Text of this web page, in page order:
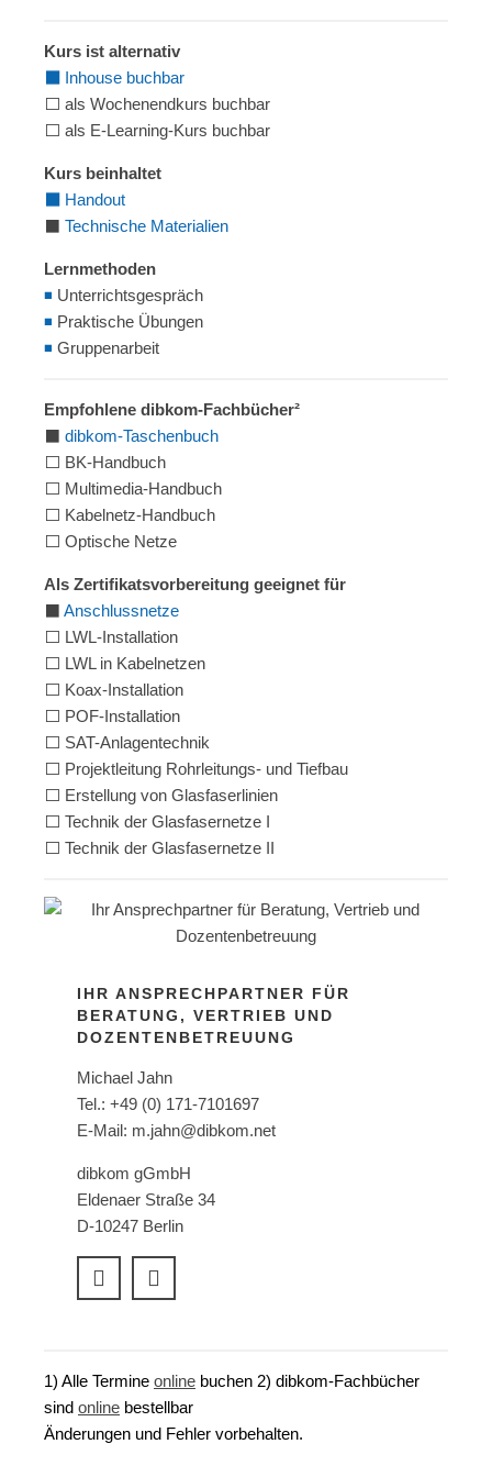
Kurs ist alternativ
⬛ Inhouse buchbar
⬜ als Wochenendkurs buchbar
⬜ als E-Learning-Kurs buchbar
Kurs beinhaltet
⬛ Handout
⬛ Technische Materialien
Lernmethoden
◾ Unterrichtsgespräch
◾ Praktische Übungen
◾ Gruppenarbeit
Empfohlene dibkom-Fachbücher²
⬛ dibkom-Taschenbuch
⬜ BK-Handbuch
⬜ Multimedia-Handbuch
⬜ Kabelnetz-Handbuch
⬜ Optische Netze
Als Zertifikatsvorbereitung geeignet für
⬛ Anschlussnetze
⬜ LWL-Installation
⬜ LWL in Kabelnetzen
⬜ Koax-Installation
⬜ POF-Installation
⬜ SAT-Anlagentechnik
⬜ Projektleitung Rohrleitungs- und Tiefbau
⬜ Erstellung von Glasfaserlinien
⬜ Technik der Glasfasernetze I
⬜ Technik der Glasfasernetze II
IHR ANSPRECHPARTNER FÜR
BERATUNG, VERTRIEB UND
DOZENTENBETREUUNG
Michael Jahn
Tel.: +49 (0) 171-7101697
E-Mail: m.jahn@dibkom.net
dibkom gGmbH
Eldenaer Straße 34
D-10247 Berlin
1) Alle Termine online buchen 2) dibkom-Fachbücher
sind online bestellbar
Änderungen und Fehler vorbehalten.